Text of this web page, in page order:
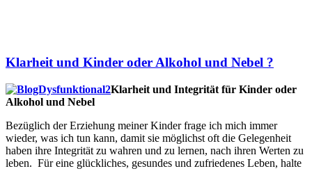
Klarheit und Kinder oder Alkohol und Nebel ?
Klarheit und Integrität für Kinder oder
Alkohol und Nebel
Bezüglich der Erziehung meiner Kinder frage ich mich immer
wieder, was ich tun kann, damit sie möglichst oft die Gelegenheit
haben ihre Integrität zu wahren und zu lernen, nach ihren Werten zu
leben. Für eine glückliches, gesundes und zufriedenes Leben, halte